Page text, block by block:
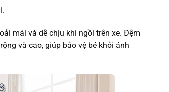
mái và dễ chịu khi ngồi trên xe. Đệm
và cao, giúp bảo vệ bé khỏi ánh